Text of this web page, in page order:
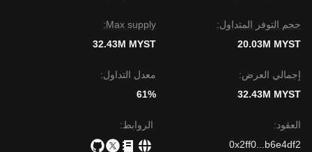
حجم التوفر المتداول:
20.03M MYST
Max supply:
32.43M MYST
إجمالي العرض:
32.43M MYST
معدل التداول:
61%
العقود:
0x2ff0
b6e4df2
الروابط: